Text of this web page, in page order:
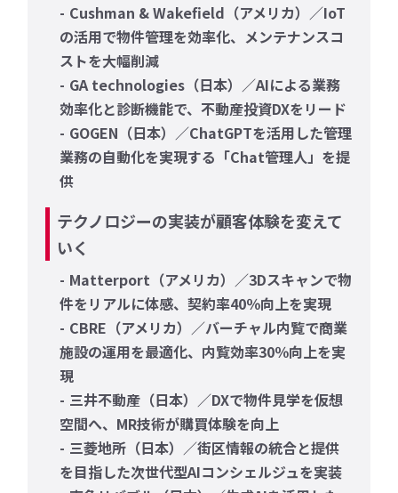
Cushman & Wakefield（アメリカ）／IoT
の活用で物件管理を効率化、メンテナンスコ
ストを大幅削減
GA technologies（日本）／AIによる業務
効率化と診断機能で、不動産投資DXをリード
GOGEN（日本）／ChatGPTを活用した管理
業務の自動化を実現する「Chat管理人」を提
供
テクノロジーの実装が顧客体験を変えて
いく
Matterport（アメリカ）／3Dスキャンで物
件をリアルに体感、契約率40％向上を実現
CBRE（アメリカ）／バーチャル内覧で商業
施設の運用を最適化、内覧効率30％向上を実
現
三井不動産（日本）／DXで物件見学を仮想
空間へ、MR技術が購買体験を向上
三菱地所（日本）／街区情報の統合と提供
を目指した次世代型AIコンシェルジュを実装